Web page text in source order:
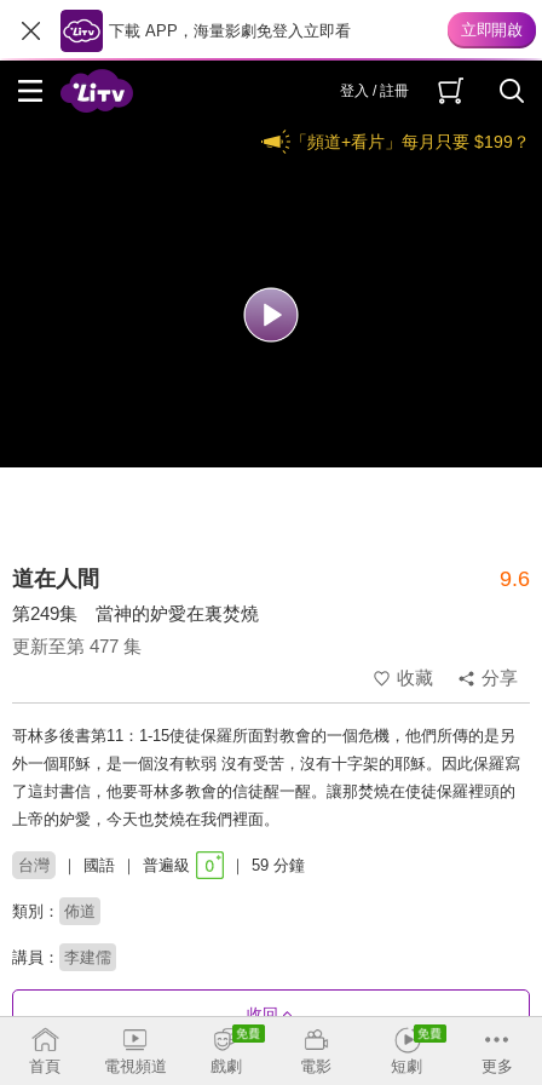
下載 APP，海量影劇免登入立即看
登入 / 註冊
「頻道+看片」每月只要 $199？
道在人間 9.6
第249集 當神的妒愛在裏焚燒
更新至第 477 集
收藏
分享
哥林多後書第11：1-15使徒保羅所面對教會的一個危機，他們所傳的是另
外一個耶穌，是一個沒有軟弱 沒有受苦，沒有十字架的耶穌。因此保羅寫
了這封書信，他要哥林多教會的信徒醒一醒。讓那焚燒在使徒保羅裡頭的
上帝的妒愛，今天也焚燒在我們裡面。
台灣 國語 普遍級 59 分鐘
類別： 佈道
講員： 李建儒
收回
首頁 電視頻道 戲劇 電影 短劇 更多